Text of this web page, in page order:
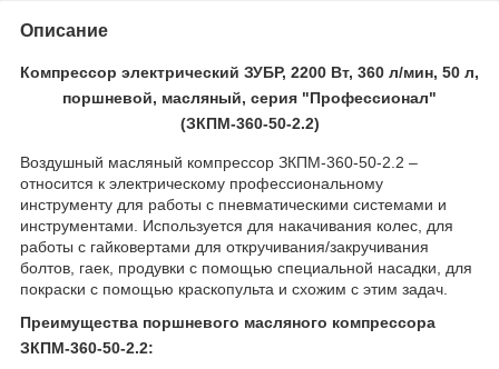
Описание
Компрессор электрический ЗУБР, 2200 Вт, 360 л/мин, 50 л,
поршневой, масляный, серия "Профессионал"
(ЗКПМ-360-50-2.2)
Воздушный масляный компрессор ЗКПМ-360-50-2.2 –
относится к электрическому профессиональному
инструменту для работы с пневматическими системами и
инструментами. Используется для накачивания колес, для
работы с гайковертами для откручивания/закручивания
болтов, гаек, продувки с помощью специальной насадки, для
покраски с помощью краскопульта и схожим с этим задач.
Преимущества поршневого масляного компрессора
ЗКПМ-360-50-2.2: